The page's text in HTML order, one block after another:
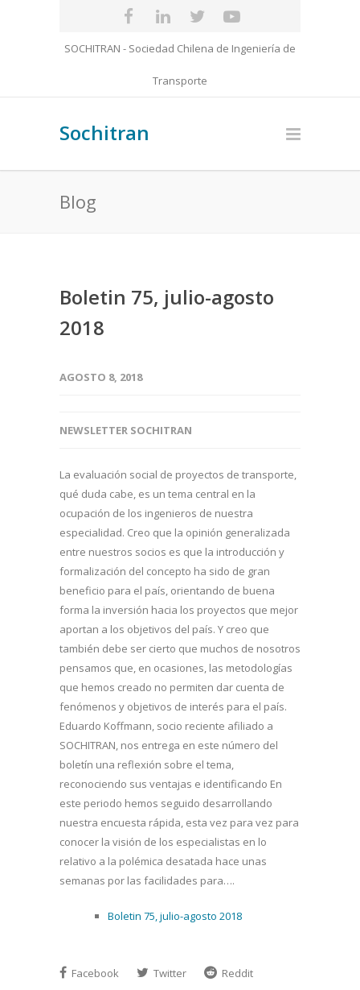
SOCHITRAN - Sociedad Chilena de Ingeniería de
Transporte
Sochitran
Blog
Boletin 75, julio-agosto
2018
AGOSTO 8, 2018
NEWSLETTER SOCHITRAN
La evaluación social de proyectos de transporte,
qué duda cabe, es un tema central en la
ocupación de los ingenieros de nuestra
especialidad. Creo que la opinión generalizada
entre nuestros socios es que la introducción y
formalización del concepto ha sido de gran
beneficio para el país, orientando de buena
forma la inversión hacia los proyectos que mejor
aportan a los objetivos del país. Y creo que
también debe ser cierto que muchos de nosotros
pensamos que, en ocasiones, las metodologías
que hemos creado no permiten dar cuenta de
fenómenos y objetivos de interés para el país.
Eduardo Koffmann, socio reciente afiliado a
SOCHITRAN, nos entrega en este número del
boletín una reflexión sobre el tema,
reconociendo sus ventajas e identificando En
este periodo hemos seguido desarrollando
nuestra encuesta rápida, esta vez para vez para
conocer la visión de los especialistas en lo
relativo a la polémica desatada hace unas
semanas por las facilidades para….
Boletin 75, julio-agosto 2018
Facebook Twitter
Reddit